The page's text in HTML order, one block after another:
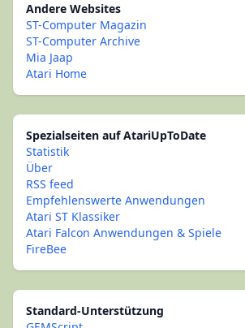
Andere Websites
ST-Computer Magazin
ST-Computer Archive
Mia Jaap
Atari Home
Spezialseiten auf AtariUpToDate
Statistik
Über
RSS feed
Empfehlenswerte Anwendungen
Atari ST Klassiker
Atari Falcon Anwendungen & Spiele
FireBee
Standard-Unterstützung